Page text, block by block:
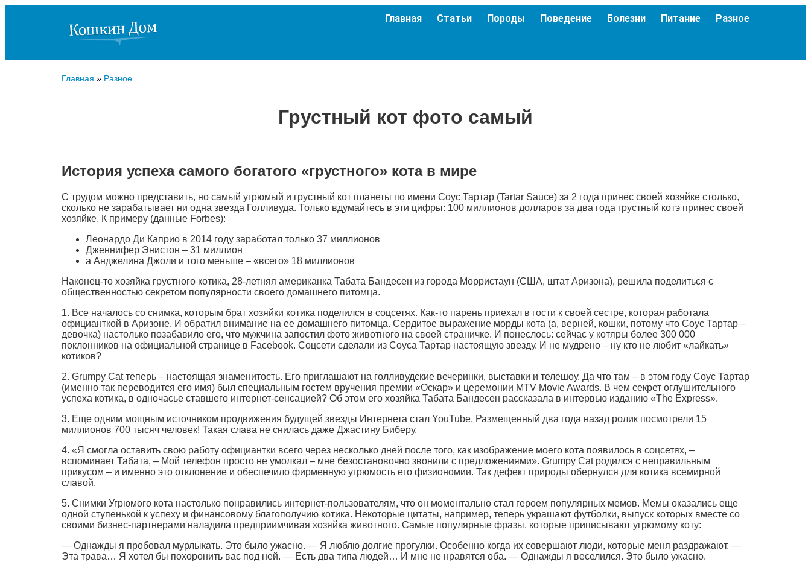
Главная Статьи Породы Поведение Болезни Питание Разное
Главная » Разное
Грустный кот фото самый
История успеха самого богатого «грустного» кота в мире
С трудом можно представить, но самый угрюмый и грустный кот планеты по имени Соус Тартар (Tartar Sauce) за 2 года принес своей хозяйке столько,
сколько не зарабатывает ни одна звезда Голливуда. Только вдумайтесь в эти цифры: 100 миллионов долларов за два года грустный котэ принес своей
хозяйке. К примеру (данные Forbes):
Леонардо Ди Каприо в 2014 году заработал только 37 миллионов
Дженнифер Энистон – 31 миллион
а Анджелина Джоли и того меньше – «всего» 18 миллионов
Наконец-то хозяйка грустного котика, 28-летняя американка Табата Бандесен из города Морристаун (США, штат Аризона), решила поделиться с
общественностью секретом популярности своего домашнего питомца.
1. Все началось со снимка, которым брат хозяйки котика поделился в соцсетях. Как-то парень приехал в гости к своей сестре, которая работала
официанткой в Аризоне. И обратил внимание на ее домашнего питомца. Сердитое выражение морды кота (а, верней, кошки, потому что Соус Тартар –
девочка) настолько позабавило его, что мужчина запостил фото животного на своей страничке. И понеслось: сейчас у котяры более 300 000
поклонников на официальной странице в Facebook. Соцсети сделали из Соуса Тартар настоящую звезду. И не мудрено – ну кто не любит «лайкать»
котиков?
2. Grumpy Cat теперь – настоящая знаменитость. Его приглашают на голливудские вечеринки, выставки и телешоу. Да что там – в этом году Соус Тартар
(именно так переводится его имя) был специальным гостем вручения премии «Оскар» и церемонии MTV Movie Awards. В чем секрет оглушительного
успеха котика, в одночасье ставшего интернет-сенсацией? Об этом его хозяйка Табата Бандесен рассказала в интервью изданию «The Express».
3. Еще одним мощным источником продвижения будущей звезды Интернета стал YouTube. Размещенный два года назад ролик посмотрели 15
миллионов 700 тысяч человек! Такая слава не снилась даже Джастину Биберу.
4. «Я смогла оставить свою работу официантки всего через несколько дней после того, как изображение моего кота появилось в соцсетях, –
вспоминает Табата, – Мой телефон просто не умолкал – мне безостановочно звонили с предложениями». Grumpy Cat родился с неправильным
прикусом – и именно это отклонение и обеспечило фирменную угрюмость его физиономии. Так дефект природы обернулся для котика всемирной
славой.
5. Снимки Угрюмого кота настолько понравились интернет-пользователям, что он моментально стал героем популярных мемов. Мемы оказались еще
одной ступенькой к успеху и финансовому благополучию котика. Некоторые цитаты, например, теперь украшают футболки, выпуск которых вместе со
своими бизнес-партнерами наладила предприимчивая хозяйка животного. Самые популярные фразы, которые приписывают угрюмому коту:
— Однажды я пробовал мурлыкать. Это было ужасно. — Я люблю долгие прогулки. Особенно когда их совершают люди, которые меня раздражают. —
Эта трава… Я хотел бы похоронить вас под ней. — Есть два типа людей… И мне не нравятся оба. — Однажды я веселился. Это было ужасно.